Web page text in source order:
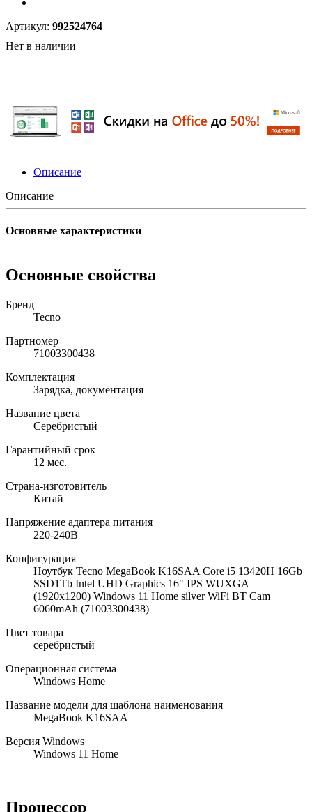
Артикул: 992524764
Нет в наличии
Описание
Описание
Основные характеристики
Основные свойства
Бренд
Tecno
Партномер
71003300438
Комплектация
Зарядка, документация
Название цвета
Серебристый
Гарантийный срок
12 мес.
Страна-изготовитель
Китай
Напряжение адаптера питания
220-240В
Конфигурация
Ноутбук Tecno MegaBook K16SAA Core i5 13420H 16Gb
SSD1Tb Intel UHD Graphics 16" IPS WUXGA
(1920x1200) Windows 11 Home silver WiFi BT Cam
6060mAh (71003300438)
Цвет товара
серебристый
Операционная система
Windows Home
Название модели для шаблона наименования
MegaBook K16SAA
Версия Windows
Windows 11 Home
Процессор